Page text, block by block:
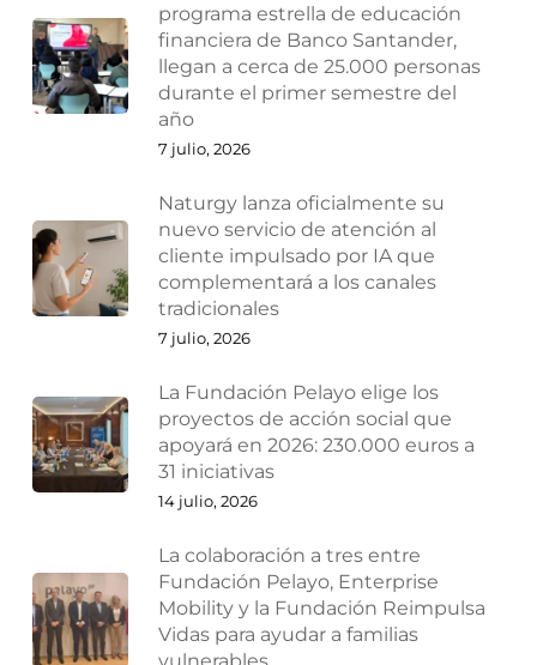
programa estrella de educación
financiera de Banco Santander,
llegan a cerca de 25.000 personas
durante el primer semestre del
año
7 julio, 2026
Naturgy lanza oficialmente su
nuevo servicio de atención al
cliente impulsado por IA que
complementará a los canales
tradicionales
7 julio, 2026
La Fundación Pelayo elige los
proyectos de acción social que
apoyará en 2026: 230.000 euros a
31 iniciativas
14 julio, 2026
La colaboración a tres entre
Fundación Pelayo, Enterprise
Mobility y la Fundación Reimpulsa
Vidas para ayudar a familias
vulnerables